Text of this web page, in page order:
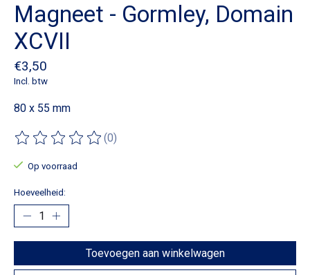
Magneet - Gormley, Domain
XCVII
€3,50
Incl. btw
80 x 55 mm
De beoordeling van dit product is
(0)
Op voorraad
Hoeveelheid:
Toevoegen aan winkelwagen